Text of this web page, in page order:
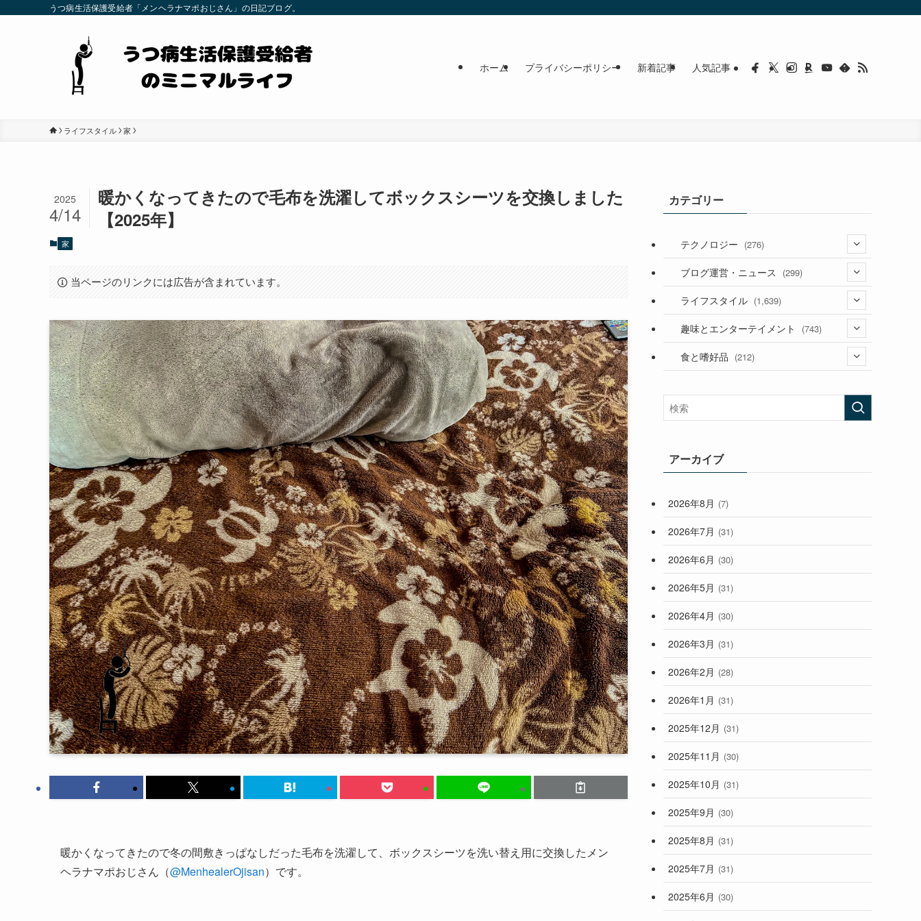
うつ病生活保護受給者「メンヘラナマポおじさん」の日記ブログ。
ホーム プライバシーポリシー 新着記事 人気記事
ライフスタイル 家
暖かくなってきたので毛布を洗濯してボックスシーツを交換しました
【2025年】
2025
4/14
家
当ページのリンクには広告が含まれています。
暖かくなってきたので冬の間敷きっぱなしだった毛布を洗濯して、ボックスシーツを洗い替え用に交換したメン
ヘラナマポおじさん（@MenhealerOjisan）です。
カテゴリー
テクノロジー (276)
(36)
(187)
(53)
ブログ運営・ニュース (299)
(118)
(181)
ライフスタイル (1,639)
(394)
(282)
(33)
(248)
趣味とエンターテイメント (743)
(56)
(473)
食と嗜好品 (212)
アーカイブ
2026年8月 (7)
2026年7月 (31)
2026年6月 (30)
2026年5月 (31)
2026年4月 (30)
2026年3月 (31)
2026年2月 (28)
2026年1月 (31)
2025年12月 (31)
2025年11月 (30)
2025年10月 (31)
2025年9月 (30)
2025年8月 (31)
2025年7月 (31)
2025年6月 (30)